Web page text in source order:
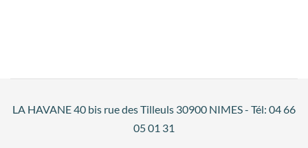
LA HAVANE 40 bis rue des Tilleuls 30900 NIMES - Tél: 04 66
05 01 31